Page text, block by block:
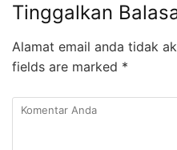
Tinggalkan
Alamat email anda tidak
fields are marked *